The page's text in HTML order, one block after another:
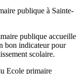
publique à Sainte-
publique accueille
bon indicateur pour
scolaire.
Ecole primaire